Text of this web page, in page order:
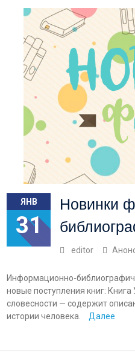
ЯНВ
31
Новинки
editor
Информационно-
новые поступления книг:
словесности — содержит
истории человека.
Далее